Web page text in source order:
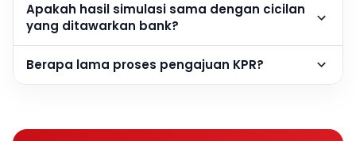
Apakah hasil simulasi sama dengan cicilan
yang ditawarkan bank?
Berapa lama proses pengajuan KPR?